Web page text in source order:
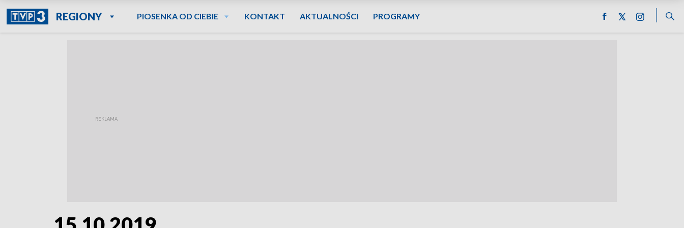
REGIONY PIOSENKA OD CIEBIE KONTAKT AKTUALNOŚCI PROGRAMY